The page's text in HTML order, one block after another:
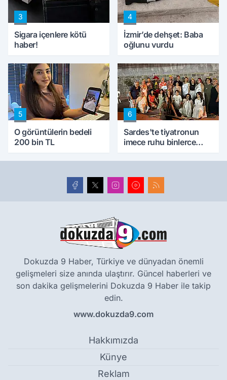
3
Sigara içenlere kötü
haber!
4
İzmir’de dehşet: Baba
oğlunu vurdu
5
O görüntülerin bedeli
200 bin TL
6
Sardes'te tiyatronun
imece ruhu binlerce
Dokuzda 9 Haber, Türkiye ve dünyadan önemli
gelişmeleri size anında ulaştırır. Güncel haberleri ve
son dakika gelişmelerini Dokuzda 9 Haber ile takip
edin.
www.dokuzda9.com
Hakkımızda
Künye
Reklam